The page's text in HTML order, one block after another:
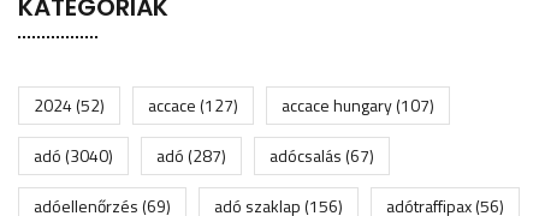
KATEGÓRIÁK
2024(52) accace(127) accace hungary(107)
adó(3040) adó(287) adócsalás(67)
adóellenőrzés(69) adó szaklap(156) adótraffipax(56)